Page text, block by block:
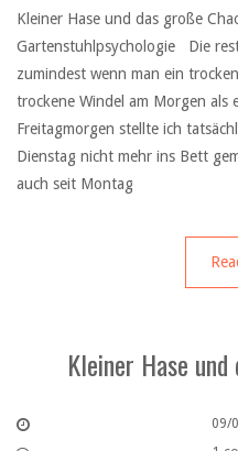
Kleiner Hase und das große
Gartenstuhlpsychologie Die
zumindest wenn man ein
trockene Windel am Morgen als
Freitagmorgen stellte ich
Dienstag nicht mehr ins Bett
auch seit Montag
Kleiner Hase
09/